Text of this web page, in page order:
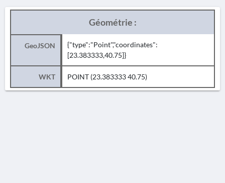
Géométrie :
GeoJSON
{"type":"Point","coordinates":
[23.383333,40.75]}
WKT POINT (23.383333 40.75)